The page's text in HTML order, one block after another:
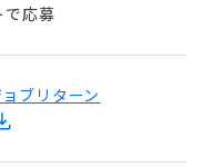
で応募
ブリターン